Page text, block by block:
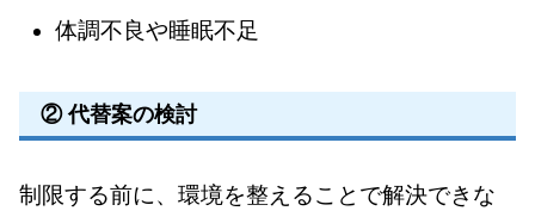
体調不良や睡眠不足
② 代替案の検討
制限する前に、環境を整えることで解決できな